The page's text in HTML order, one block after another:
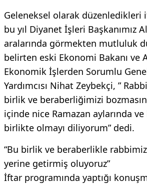
Geleneksel olarak düzenledikleri
bu yıl Diyanet İşleri Başkanımız
aralarında görmekten mutluluk
belirten eski Ekonomi Bakanı ve
Ekonomik İşlerden Sorumlu
Yardımcısı Nihat Zeybekçi, ”
birlik ve beraberliğimizi
içinde nice Ramazan aylarında
birlikte olmayı diliyorum” dedi.
“Bu birlik ve beraberlikle
yerine getirmiş oluyoruz”
İftar programında yaptığı